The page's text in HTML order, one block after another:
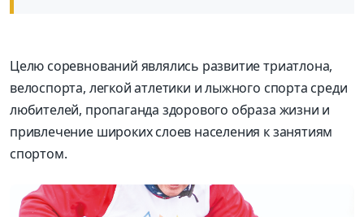
Целю соревнований являлись развитие триатлона,
велоспорта, легкой атлетики и лыжного спорта среди
любителей, пропаганда здорового образа жизни и
привлечение широких слоев населения к занятиям
спортом.